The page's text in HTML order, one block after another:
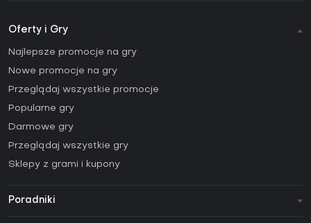
Oferty i Gry
Najlepsze promocje na gry
Nowe promocje na gry
Przeglądaj wszystkie promocje
Popularne gry
Darmowe gry
Przeglądaj wszystkie gry
Sklepy z grami i kupony
Poradniki